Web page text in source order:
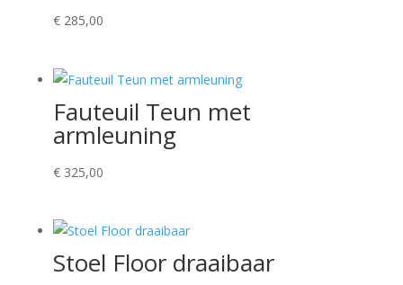
€285,00
Fauteuil Teun met
armleuning
€325,00
Stoel Floor draaibaar